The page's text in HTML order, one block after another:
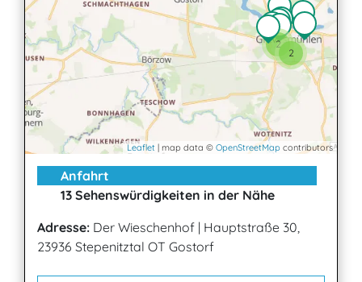
2
2
Leaflet | map data © OpenStreetMap contributors
Anfahrt
13 Sehenswürdigkeiten in der Nähe
Adresse: Der Wieschenhof | Hauptstraße 30,
23936 Stepenitztal OT Gostorf